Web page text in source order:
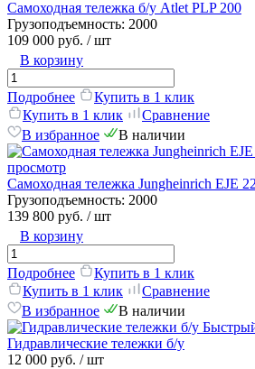
Самоходная тележка б/у Atlet PLP 200
Грузоподъемность: 2000
109 000 руб. / шт
В корзину
Подробнее
Купить в 1 клик
Купить в 1 клик
Сравнение
В избранное
В наличии
просмотр
Самоходная тележка Jungheinrich EJE
Грузоподъемность: 2000
139 800 руб. / шт
В корзину
Подробнее
Купить в 1 клик
Купить в 1 клик
Сравнение
В избранное
В наличии
Гидравлические тележки б/у
12 000 руб. / шт